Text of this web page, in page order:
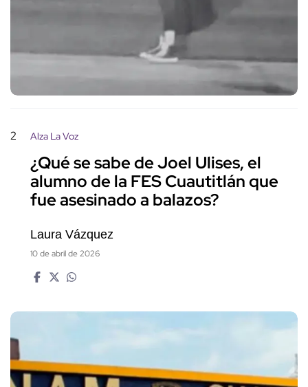
2 Alza La Voz
¿Qué se sabe de Joel Ulises, el
alumno de la FES Cuautitlán que
fue asesinado a balazos?
Laura Vázquez
10 de abril de 2026